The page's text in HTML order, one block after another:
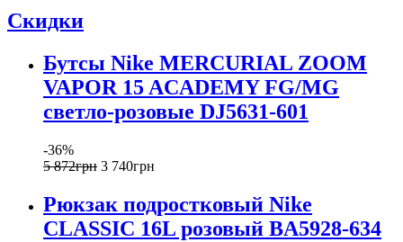
Скидки
Бутсы Nike MERCURIAL ZOOM
VAPOR 15 ACADEMY FG/MG
светло-розовые DJ5631-601
-36%
5 872грн 3 740грн
Рюкзак подростковый Nike
CLASSIC 16L розовый BA5928-634